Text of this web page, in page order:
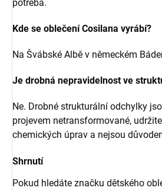
potřeba.
Kde se oblečení Cosilana vyrábí?
Na Švábské Albě v německém
Je drobná nepravidelnost ve
Ne. Drobné strukturální odchylky
projevem netransformované,
chemických úprav a nejsou
Shrnutí
Pokud hledáte značku dětského